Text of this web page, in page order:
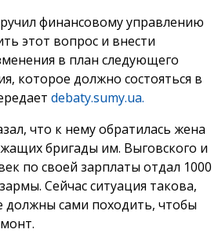
финансовому управлению
этот вопрос и внести
в план следующего
которое должно состояться в
debaty.sumy.ua.
что к нему обратилась жена
бригады им. Выговского и
по своей зарплаты отдал 1000
Сейчас ситуация такова,
должны сами походить, чтобы